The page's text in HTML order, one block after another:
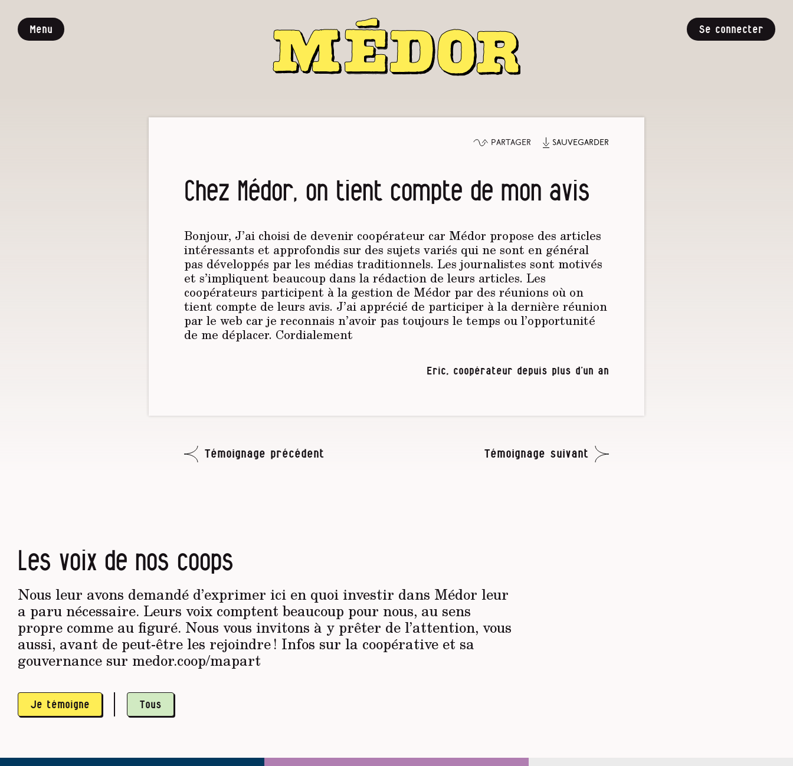
Menu Se connecter
Partager Sauvegarder
Chez Médor, on tient compte de mon avis
Bonjour, J’ai choisi de devenir coopérateur car Médor propose des articles
intéressants et approfondis sur des sujets variés qui ne sont en général
pas développés par les médias traditionnels. Les journalistes sont motivés
et s’impliquent beaucoup dans la rédaction de leurs articles. Les
coopérateurs participent à la gestion de Médor par des réunions où on
tient compte de leurs avis. J’ai apprécié de participer à la dernière réunion
par le web car je reconnais n’avoir pas toujours le temps ou l’opportunité
de me déplacer. Cordialement
Eric, coopérateur depuis plus d’un an
Témoignage précédent Témoignage suivant
Les voix de nos coops
Nous leur avons demandé d’exprimer ici en quoi investir dans Médor leur
a paru nécessaire. Leurs voix comptent beaucoup pour nous, au sens
propre comme au figuré. Nous vous invitons à y prêter de l’attention, vous
aussi, avant de peut-être les rejoindre ! Infos sur la coopérative et sa
gouvernance sur medor.coop/mapart
Je témoigne Tous